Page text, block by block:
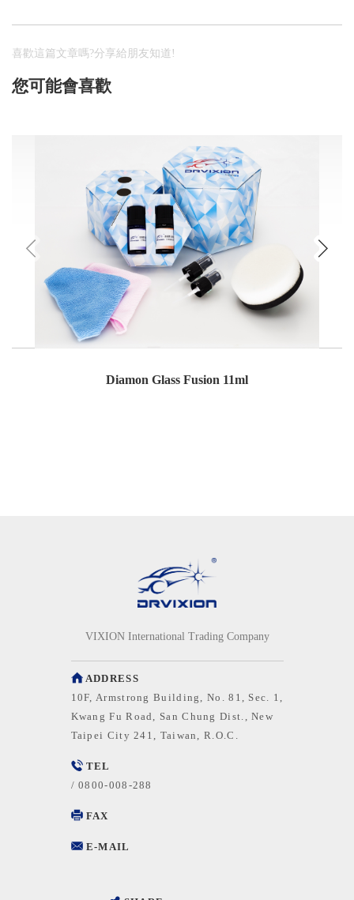
喜歡這篇文章嗎?分享給朋友知道!
您可能會喜歡
Diamon Glass Fusion 11ml
VIXION International Trading Company
ADDRESS
10F, Armstrong Building, No. 81, Sec. 1,
Kwang Fu Road, San Chung Dist., New
Taipei City 241, Taiwan, R.O.C.
TEL
/0800-008-288
FAX
E-MAIL